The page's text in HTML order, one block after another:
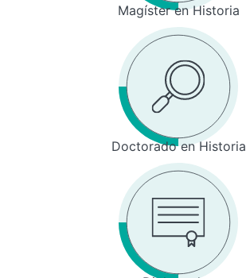
Magíster en Historia
Doctorado en Historia